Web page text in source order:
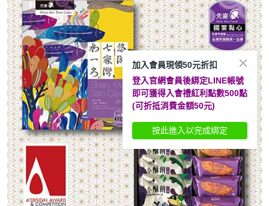
加入會員現領50元折扣
登入官網會員後綁定LINE帳號
即可獲得入會禮紅利點數500點
(可折抵消費金額50元)
按此進入以完成綁定